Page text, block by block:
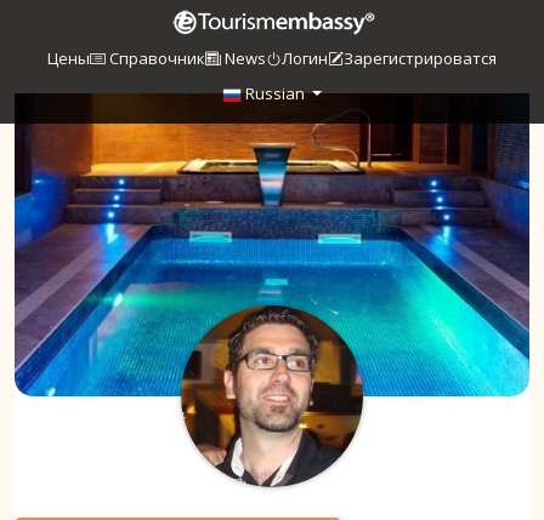
Цены Справочник News Логин
Зарегистрироватся
Russian